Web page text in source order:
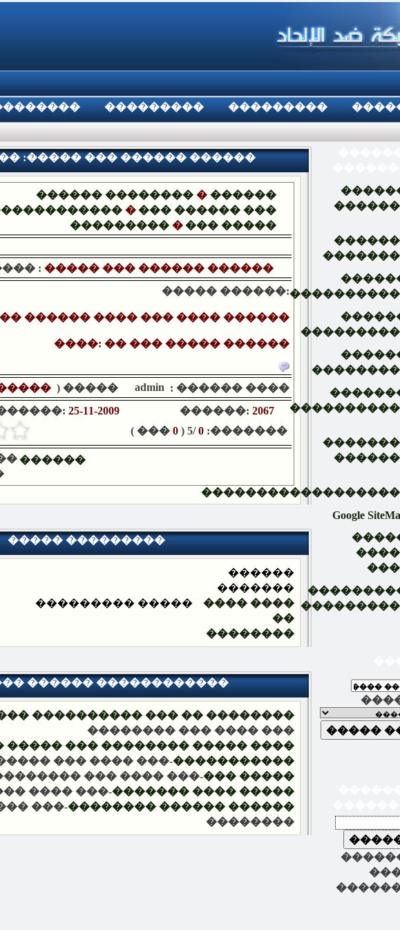
��������� ���������
:����� ��� ������ ������
������ ��������� ������
� ��� ������ ���
���������� ��� �����
: ����� ��� ������ ������
����� ������:
������ ���� ��� ���� ������
����: �� ��� ����� ������
���� ������ :
admin
����� (
25-11-2009 ������: 2067
�������:
0
/5 (
0
��� )
������
����� ���������
������
�������
���� ����
��
��������
����� ���������
������ ������������
�� ��� ���������� ���������
��� ���� ��� ��������
�������� ��� ����� ��������
�����������
���� ��� ��������
����� ���
���� ��� ��������
����� ���� �������
��������
������ ������ ��������
���
��������